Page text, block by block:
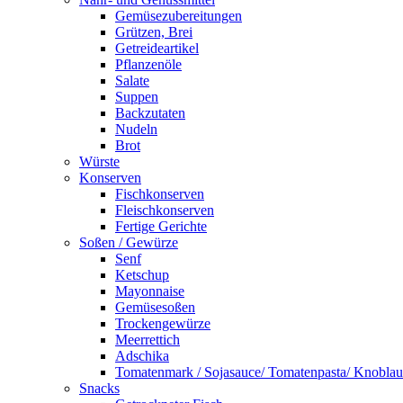
Gemüsezubereitungen
Grützen, Brei
Getreideartikel
Pflanzenöle
Salate
Suppen
Backzutaten
Nudeln
Brot
Würste
Konserven
Fischkonserven
Fleischkonserven
Fertige Gerichte
Soßen / Gewürze
Senf
Ketschup
Mayonnaise
Gemüsesoßen
Trockengewürze
Meerrettich
Adschika
Tomatenmark / Sojasauce/ Tomatenpasta/
Snacks